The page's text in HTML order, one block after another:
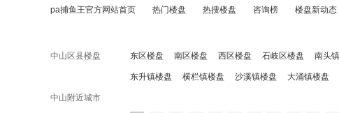
pa捕鱼王官方网站首页 热门楼盘 热搜楼盘 咨询榜 楼盘新动态
中山区县楼盘 东区楼盘 南区楼盘 西区楼盘 石岐区楼盘 南头
东升镇楼盘 横栏镇楼盘 沙溪镇楼盘 大涌镇楼盘
中山附近城市